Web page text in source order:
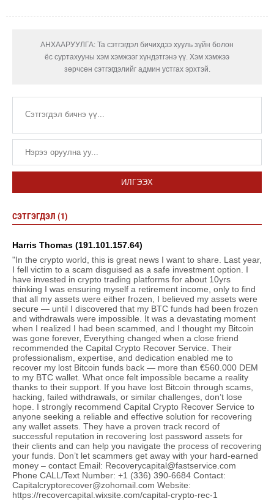
АНХААРУУЛГА: Та сэтгэгдэл бичихдээ хууль зүйн болон
ёс суртахууны хэм хэмжээг хүндэтгэнэ үү. Хэм хэмжээ
зөрчсөн сэтгэгдэлийг админ устгах эрхтэй.
ИЛГЭЭХ
СЭТГЭГДЭЛ (1)
Harris Thomas (191.101.157.64)
"In the crypto world, this is great news I want to share. Last year,
I fell victim to a scam disguised as a safe investment option. I
have invested in crypto trading platforms for about 10yrs
thinking I was ensuring myself a retirement income, only to find
that all my assets were either frozen, I believed my assets were
secure — until I discovered that my BTC funds had been frozen
and withdrawals were impossible. It was a devastating moment
when I realized I had been scammed, and I thought my Bitcoin
was gone forever, Everything changed when a close friend
recommended the Capital Crypto Recover Service. Their
professionalism, expertise, and dedication enabled me to
recover my lost Bitcoin funds back — more than €560.000 DEM
to my BTC wallet. What once felt impossible became a reality
thanks to their support. If you have lost Bitcoin through scams,
hacking, failed withdrawals, or similar challenges, don’t lose
hope. I strongly recommend Capital Crypto Recover Service to
anyone seeking a reliable and effective solution for recovering
any wallet assets. They have a proven track record of
successful reputation in recovering lost password assets for
their clients and can help you navigate the process of recovering
your funds. Don’t let scammers get away with your hard-earned
money – contact Email: Recoverycapital@fastservice.com
Phone CALL/Text Number: +1 (336) 390-6684 Contact:
Capitalcryptorecover@zohomail.com Website:
https://recovercapital.wixsite.com/capital-crypto-rec-1